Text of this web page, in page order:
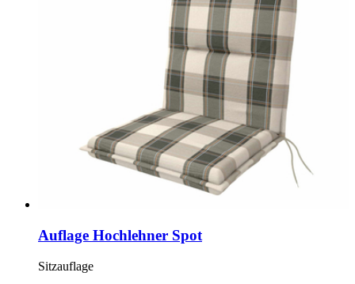
Auflage Hochlehner Spot
Sitzauflage